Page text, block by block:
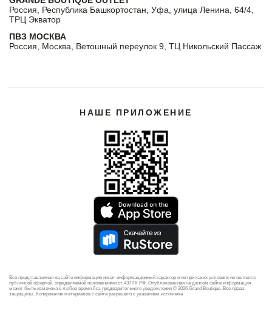
Россия, Республика Башкортостан, Уфа, улица Ленина, 64/4,
ТРЦ Экватор
ПВЗ МОСКВА
Россия, Москва, Ветошный переулок 9, ТЦ Никольский Пассаж
НАШЕ ПРИЛОЖЕНИЕ
Вся представленная на сайте информация носит информационный характер и ни при каких условиях не является
публичной офертой, определяемой положениями ст 437 ГК РФ. Опубликованная на данном сайте информация
может быть изменена в любое время без предварительного уведомления © 2026 Grand Boutique. Все права
защищены. Копирование материалов с сайта разрешено с указанием источника